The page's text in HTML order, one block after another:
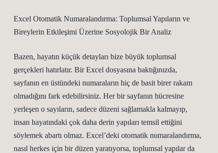
Excel Otomatik Numaralandırma: Toplumsal Yapıların ve
Bireylerin Etkileşimi Üzerine Sosyolojik Bir Analiz
Bazen, hayatın küçük detayları bize büyük toplumsal
gerçekleri hatırlatır. Bir Excel dosyasına baktığınızda,
sayfanın en üstündeki numaraların hiç de basit birer rakam
olmadığını fark edebilirsiniz. Her bir sayfanın hücresine
yerleşen o sayıların, sadece düzeni sağlamakla kalmayıp,
insan hayatındaki çok daha derin yapıları temsil ettiğini
söylemek abartı olmaz. Excel’deki otomatik numaralandırma,
nasıl herkes için bir düzen yaratıyorsa, toplumsal yapılar da